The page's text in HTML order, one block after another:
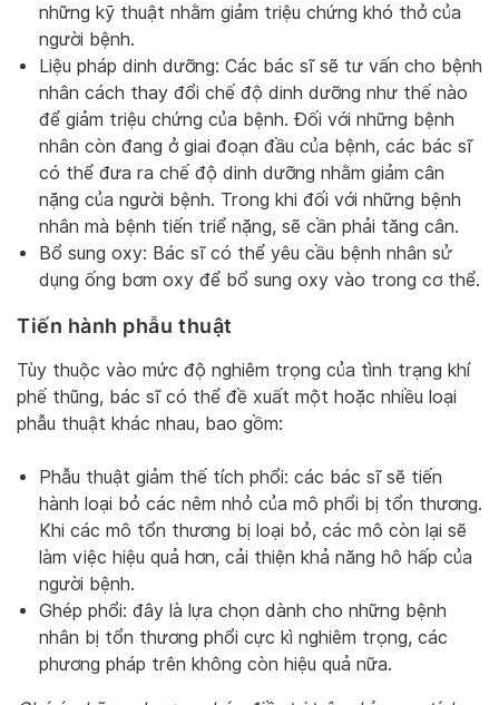
những kỹ thuật nhằm giảm triệu chứng khó thở của
người bệnh.
Liệu pháp dinh dưỡng: Các bác sĩ sẽ tư vấn cho bệnh
nhân cách thay đổi chế độ dinh dưỡng như thế nào
để giảm triệu chứng của bệnh. Đối với những bệnh
nhân còn đang ở giai đoạn đầu của bệnh, các bác sĩ
có thể đưa ra chế độ dinh dưỡng nhằm giảm cân
nặng của người bệnh. Trong khi đối với những bệnh
nhân mà bệnh tiến triể nặng, sẽ cần phải tăng cân.
Bổ sung oxy: Bác sĩ có thể yêu cầu bệnh nhân sử
dụng ống bơm oxy để bổ sung oxy vào trong cơ thể.
Tiến hành phẫu thuật
Tùy thuộc vào mức độ nghiêm trọng của tình trạng khí
phế thũng, bác sĩ có thể đề xuất một hoặc nhiều loại
phẫu thuật khác nhau, bao gồm:
Phẫu thuật giảm thế tích phổi: các bác sĩ sẽ tiến
hành loại bỏ các nêm nhỏ của mô phổi bị tổn thương.
Khi các mô tổn thương bị loại bỏ, các mô còn lại sẽ
làm việc hiệu quả hơn, cải thiện khả năng hô hấp của
người bệnh.
Ghép phổi: đây là lựa chọn dành cho những bệnh
nhân bị tổn thương phổi cực kì nghiêm trọng, các
phương pháp trên không còn hiệu quả nữa.